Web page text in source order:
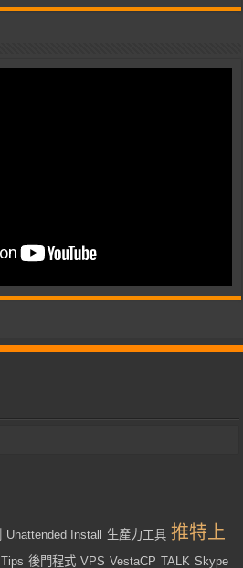
Unattended Install 生產力工具 推特上
Tips 後門程式 VPS VestaCP TALK Skype